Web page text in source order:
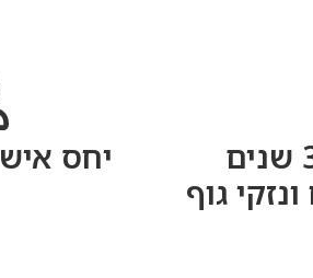
גוף
יחס